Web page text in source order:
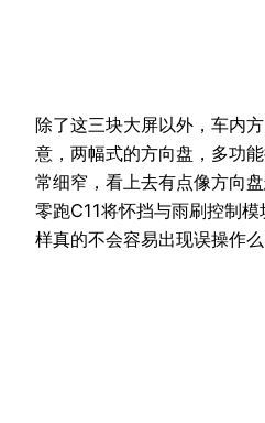
除了这三块大屏以外，车内
意，两幅式的方向盘，多功
常细窄，看上去有点像方向
零跑C11将怀挡与雨刷控制
样真的不会容易出现误操作么